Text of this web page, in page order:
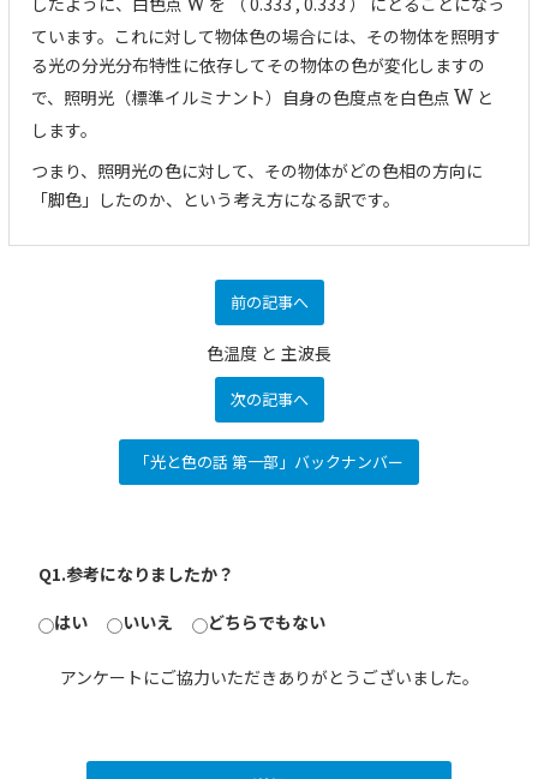
ています。これに対して物体色の場合には、その物体を照明す
る光の分光分布特性に依存してその物体の色が変化しますの
で、照明光（標準イルミナント）自身の色度点を白色点 W と
します。
つまり、照明光の色に対して、その物体がどの色相の方向に
「脚色」したのか、という考え方になる訳です。
前の記事へ
色温度 と 主波長
次の記事へ
「光と色の話 第一部」バックナンバー
Q1.参考になりましたか？
はい
いいえ どちらでもない
アンケートにご協力いただきありがとうございました。